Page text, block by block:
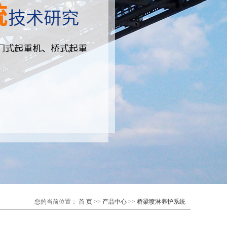
您的当前位置： 首 页 >> 产品中心 >> 桥梁喷淋养护系统